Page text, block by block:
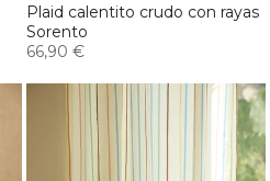
Plaid calentito crudo con rayas
Sorento
66,90 €